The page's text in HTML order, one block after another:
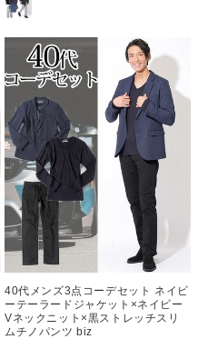
40代メンズ3点コーデセット ネイビ
ーテーラードジャケット×ネイビー
Vネックニット×黒ストレッチスリ
ムチノパンツ biz